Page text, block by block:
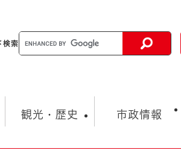
検索
観光・歴史 市政情報